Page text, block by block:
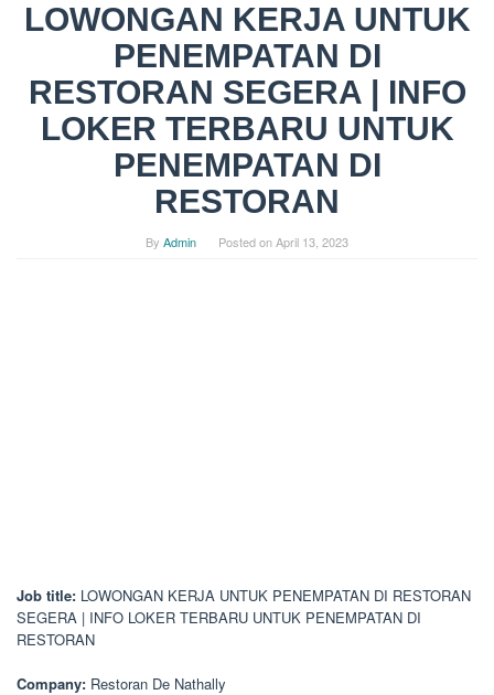
LOWONGAN KERJA UNTUK
PENEMPATAN DI
RESTORAN SEGERA | INFO
LOKER TERBARU UNTUK
PENEMPATAN DI
RESTORAN
By Admin Posted onApril 13, 2023
Job title: LOWONGAN KERJA UNTUK PENEMPATAN DI RESTORAN
SEGERA | INFO LOKER TERBARU UNTUK PENEMPATAN DI
RESTORAN
Company: Restoran De Nathally